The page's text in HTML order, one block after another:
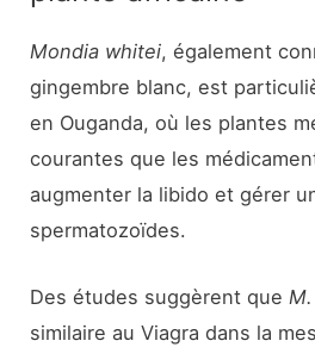
Mondia whitei, également
gingembre blanc, est
en Ouganda, où les plantes
courantes que les
augmenter la libido et gérer
spermatozoïdes.
Des études suggèrent que
similaire au Viagra dans la